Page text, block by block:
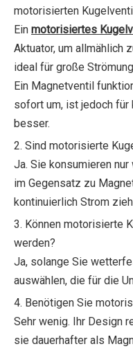
motorisierten
Ein motorisiertes
Aktuator, um allmählich
ideal für große
Ein Magnetventil
sofort um, ist jedoch für
besser.
2. Sind motorisierte
Ja. Sie konsumieren
im Gegensatz zu
kontinuierlich Strom
3. Können motorisierte
werden?
Ja, solange Sie
auswählen, die für die
4. Benötigen Sie
Sehr wenig. Ihr Design
sie dauerhafter als